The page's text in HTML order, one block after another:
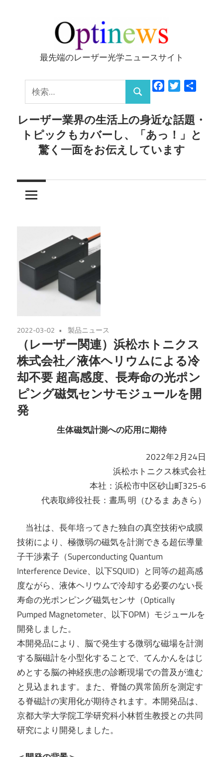
ッ
Optinews
最先端のレーザー光学ニュースサイト
索:
検
索
FacebookTwitter
レーザー業界の生活上の身近な話題・
トピックもカバーし、「あっ！」と
驚く一面をお伝えしています
2022-03-02 製品ニュース
（レーザー関連）浜松ホトニクス
株式会社／液体ヘリウムによる冷
却不要 超高感度、長寿命の光ポン
ピング磁気センサモジュールを開
発
生体磁気計測への応用に期待
2022年2月24日
浜松ホトニクス株式会社
本社：浜松市中区砂山町325-6
代表取締役社長：晝馬 明（ひるま あきら）
当社は、長年培ってきた独自の真空技術や成膜
技術により、極微弱の磁気を計測できる超伝導量
子干渉素子（Superconducting Quantum
Interference Device、以下SQUID）と同等の超高感
度ながら、液体ヘリウムで冷却する必要のない長
寿命の光ポンピング磁気センサ（Optically
Pumped Magnetometer、以下OPM）モジュールを
開発しました。
本開発品により、脳で発生する微弱な磁場を計測
する脳磁計を小型化することで、てんかんをはじ
めとする脳の神経疾患の診断現場での普及が進む
と見込まれます。また、脊髄の異常箇所を測定す
る脊磁計の実用化が期待されます。本開発品は、
京都大学大学院工学研究科小林哲生教授との共同
研究により開発しました。